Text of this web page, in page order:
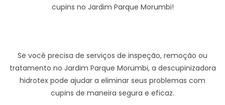
cupins no Jardim Parque Morumbi!
Se você precisa de serviços de inspeção, remoção ou
tratamento no Jardim Parque Morumbi, a descupinizadora
hidrotex pode ajudar a eliminar seus problemas com
cupins de maneira segura e eficaz.